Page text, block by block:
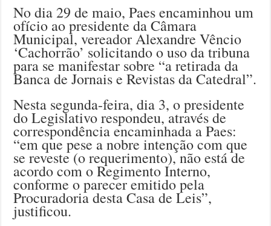
No dia 29 de maio, Paes encaminhou um
ofício ao presidente da Câmara
Municipal, vereador Alexandre Vêncio
‘Cachorrão’ solicitando o uso da tribuna
para se manifestar sobre “a retirada da
Banca de Jornais e Revistas da Catedral”.
Nesta segunda-feira, dia 3, o presidente
do Legislativo respondeu, através de
correspondência encaminhada a Paes:
“em que pese a nobre intenção com que
se reveste (o requerimento), não está de
acordo com o Regimento Interno,
conforme o parecer emitido pela
Procuradoria desta Casa de Leis”,
justificou.